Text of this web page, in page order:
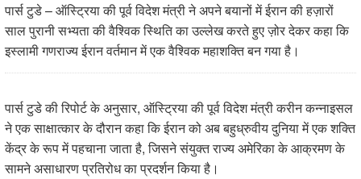
पार्स टुडे – ऑस्ट्रिया की पूर्व विदेश मंत्री ने अपने बयानों में ईरान की हज़ारों
साल पुरानी सभ्यता की वैश्विक स्थिति का उल्लेख करते हुए ज़ोर देकर कहा कि
इस्लामी गणराज्य ईरान वर्तमान में एक वैश्विक महाशक्ति बन गया है।
पार्स टुडे की रिपोर्ट के अनुसार, ऑस्ट्रिया की पूर्व विदेश मंत्री करीन कन्नाइसल
ने एक साक्षात्कार के दौरान कहा कि ईरान को अब बहुध्रुवीय दुनिया में एक शक्ति
केंद्र के रूप में पहचाना जाता है, जिसने संयुक्त राज्य अमेरिका के आक्रमण के
सामने असाधारण प्रतिरोध का प्रदर्शन किया है।